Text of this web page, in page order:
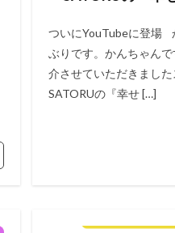
ついにYouTubeに登場
ぶりです。かんちゃん
介させていただきまし
SATORUの『幸せ […]